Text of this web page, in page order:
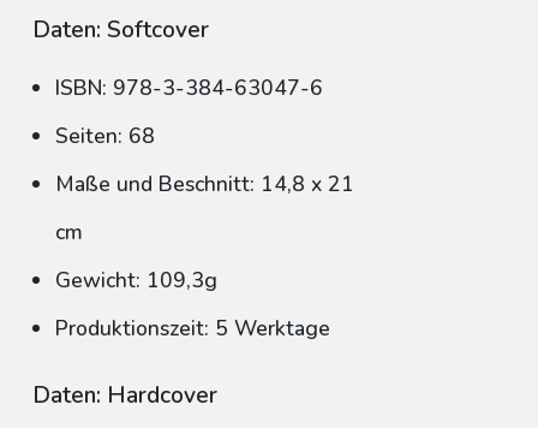
Daten: Softcover
ISBN: 978-3-384-63047-6
Seiten: 68
Maße und Beschnitt: 14,8 x 21
cm
Gewicht: 109,3g
Produktionszeit: 5 Werktage
Daten: Hardcover